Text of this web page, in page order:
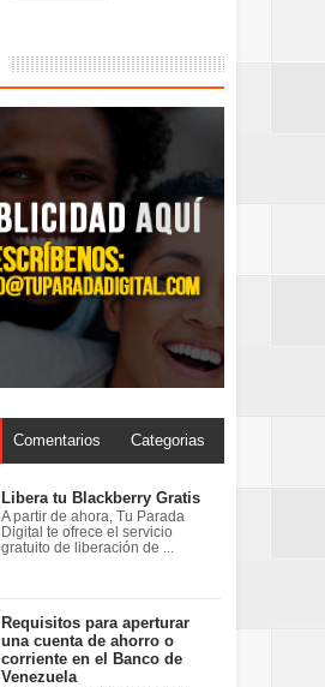
Comentarios Categorias
Libera tu Blackberry Gratis
A partir de ahora, Tu Parada
Digital te ofrece el servicio
gratuito de liberación de ...
Requisitos para aperturar
una cuenta de ahorro o
corriente en el Banco de
Venezuela